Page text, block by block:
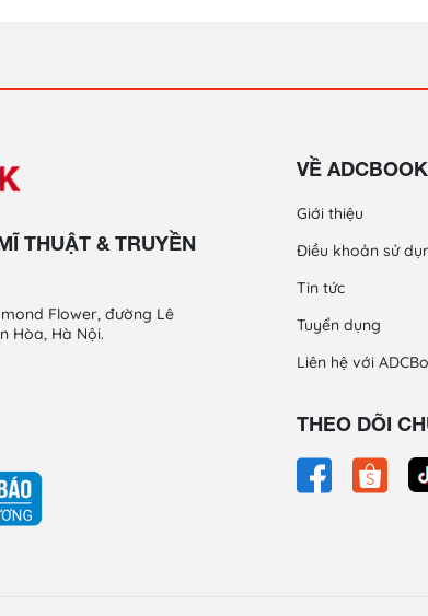
THUẬT & TRUYỀN
Flower, đường Lê
Hòa, Hà Nội.
VỀ ADCBOOK
Giới thiệu
Điều khoản sử
Tin tức
Tuyển dụng
Liên hệ với
THEO DÕI